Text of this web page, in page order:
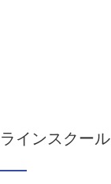
インスクール